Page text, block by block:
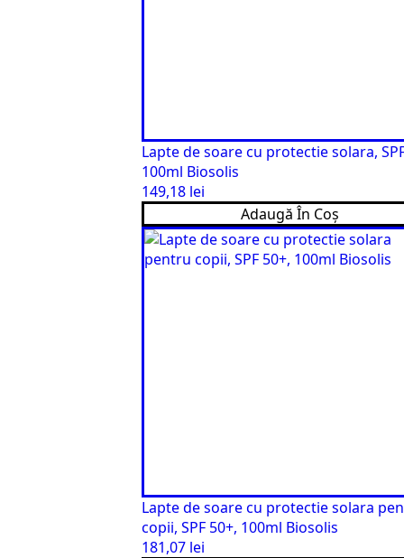
Lapte de soare cu protectie solara,
100ml Biosolis
149,18 lei
Adaugă În Coș
Lapte de soare cu protectie solara
copii, SPF 50+, 100ml Biosolis
181,07 lei